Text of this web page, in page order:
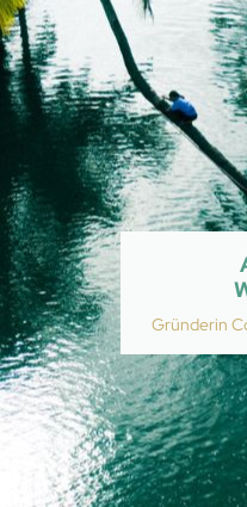
Gründerin